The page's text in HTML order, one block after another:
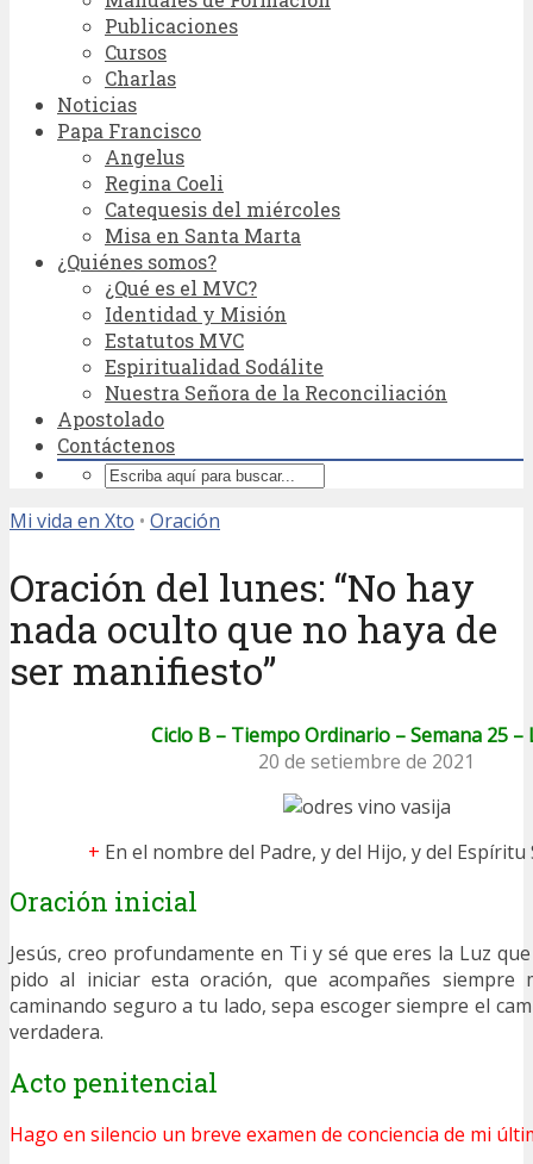
Publicaciones
Cursos
Charlas
Noticias
Papa Francisco
Angelus
Regina Coeli
Catequesis del miércoles
Misa en Santa Marta
¿Quiénes somos?
¿Qué es el MVC?
Identidad y Misión
Estatutos MVC
Espiritualidad Sodálite
Nuestra Señora de la Reconciliación
Apostolado
Contáctenos
Mi vida en Xto • Oración
Oración del lunes: “No hay
nada oculto que no haya de
ser manifiesto”
Ciclo B – Tiempo Ordinario – Semana 25 –
20 de setiembre de 2021
+ En el nombre del Padre, y del Hijo, y del Espíritu
Oración inicial
Jesús, creo profundamente en Ti y sé que eres la Luz
pido al iniciar esta oración, que acompañes siempre
caminando seguro a tu lado, sepa escoger siempre el
verdadera.
Acto penitencial
Hago en silencio un breve examen de conciencia de mi